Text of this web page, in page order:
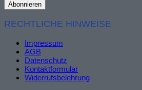
RECHTLICHE HINWEISE
Impressum
AGB
Datenschutz
Kontaktformular
Widerrufsbelehrung